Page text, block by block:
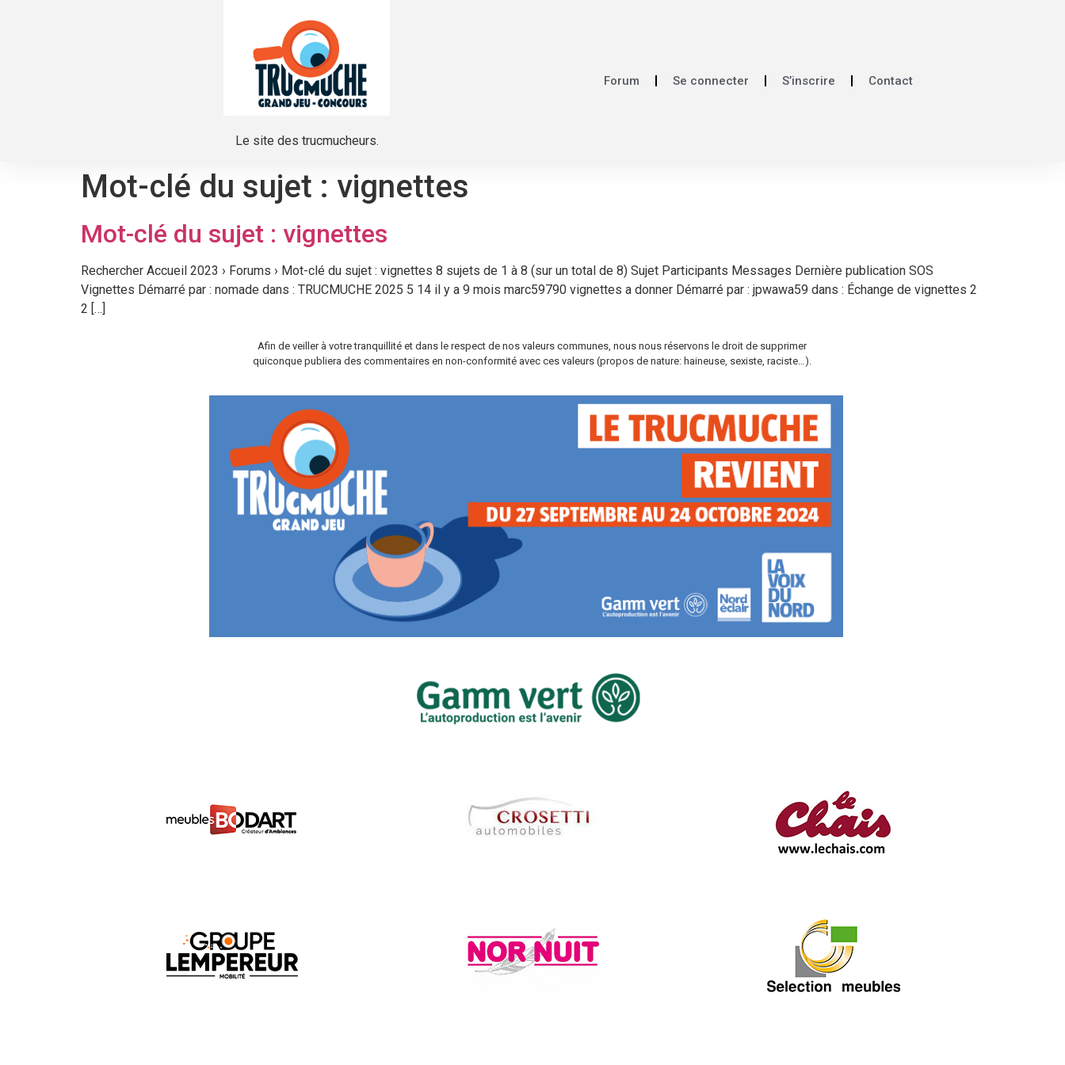
Le site des trucmucheurs.
Forum Se connecter S’inscrire Contact
Mot-clé du sujet : vignettes
Mot-clé du sujet : vignettes
Rechercher Accueil 2023 › Forums › Mot-clé du sujet : vignettes 8 sujets de 1 à 8 (sur un total de 8) Sujet Participants Messages Dernière publication SOS
Vignettes Démarré par : nomade dans : TRUCMUCHE 2025 5 14 il y a 9 mois marc59790 vignettes a donner Démarré par : jpwawa59 dans : Échange de vignettes 2
2 […]
Afin de veiller à votre tranquillité et dans le respect de nos valeurs communes, nous nous réservons le droit de supprimer
quiconque publiera des commentaires en non-conformité avec ces valeurs (propos de nature: haineuse, sexiste, raciste…).